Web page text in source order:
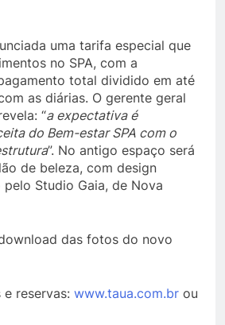
uma tarifa especial que
no SPA, com a
total dividido em até
as diárias. O gerente geral
“a expectativa é
do Bem-estar SPA com o
”. No antigo espaço será
de beleza, com design
Studio Gaia, de Nova
das fotos do novo
reservas: www.taua.com.br ou